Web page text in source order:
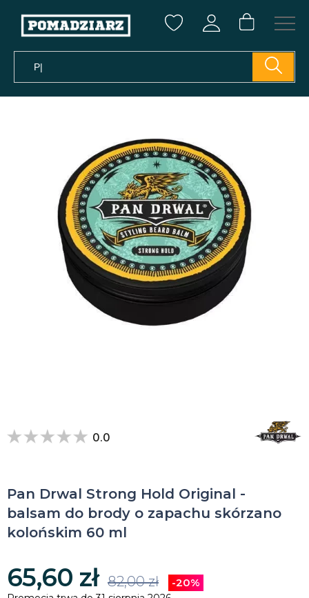
Pan Drwal Strong Hold Original -
balsam do brody o zapachu skórzano
kolońskim 60 ml
0.0
65,60 zł 82,00 zł -20%